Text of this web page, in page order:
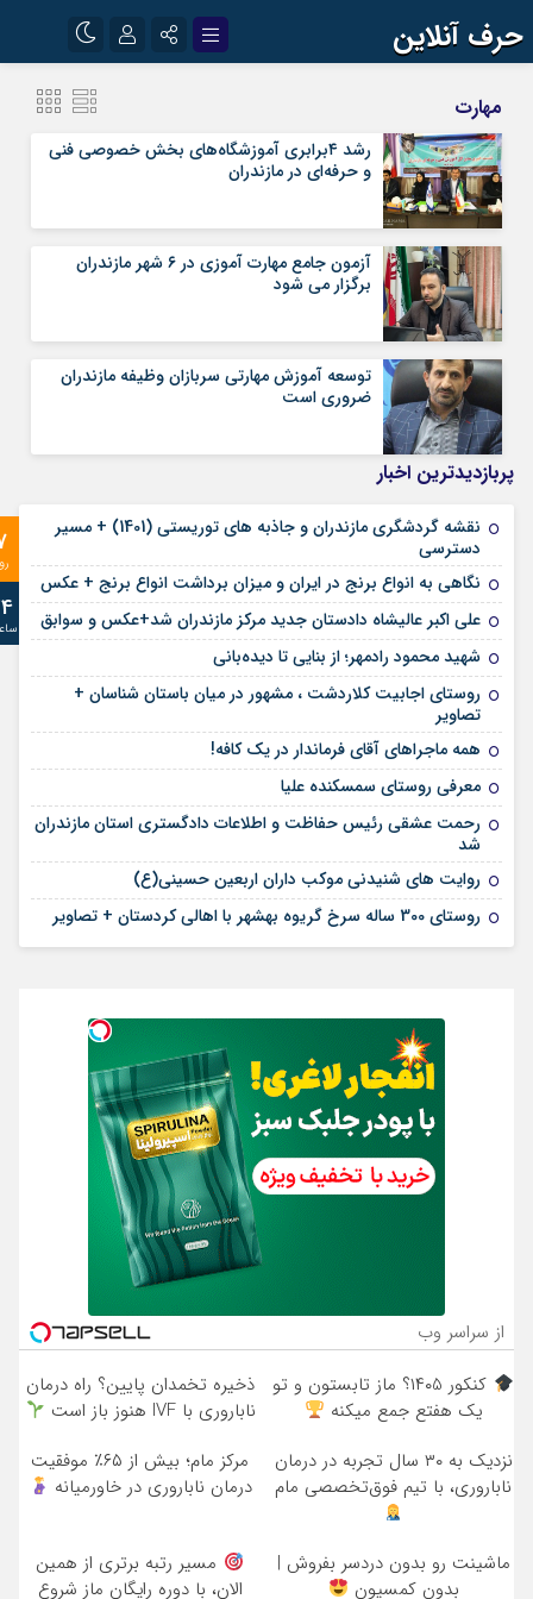
حرف آنلاین
آپارات
رمز عبور
مرا به خاطر بسپار
مهارت
رشد ۴برابری آموزشگاه‌های بخش خصوصی فنی
و حرفه‌ای در مازندران
آزمون جامع مهارت آموزی در ۶ شهر مازندران
برگزار می شود
توسعه آموزش مهارتی سربازان وظیفه مازندران
ضروری است
پربازدیدترین اخبار
نقشه گردشگری مازندران و جاذبه های توریستی (1401) + مسیر
دسترسی
نگاهی به انواع برنج در ایران و میزان برداشت انواع برنج + عکس
علی‌ اکبر عالیشاه دادستان جدید مرکز مازندران شد+عکس و سوابق
شهید محمود رادمهر؛ از بنایی تا دیده‌بانی
روستای اجابیت کلاردشت ، مشهور در میان باستان شناسان +
تصاویر
همه ماجراهای آقای فرماندار در یک کافه!
معرفی روستای سمسکنده علیا
رحمت عشقی رئیس حفاظت و اطلاعات دادگستری استان مازندران
شد
روایت های شنیدنی موکب داران اربعین حسینی(ع)
روستای 300 ساله سرخ ‌گریوه بهشهر با اهالی کردستان + تصاویر
از سراسر وب
کنکور ۱۴۰5؟ ماز تابستون و تو
یک هفتع جمع میکنه
ذخیره تخمدان پایین؟ راه درمان
ناباروری با IVF هنوز باز است
نزدیک به ۳۰ سال تجربه در درمان
ناباروری، با تیم فوق‌تخصصی مام
مرکز مام؛ بیش از ۶۵٪ موفقیت
درمان ناباروری در خاورمیانه
ماشینت رو بدون دردسر بفروش |
بدون کمسیون
مسیر رتبه برتری از همین
الان، با دوره رایگان ماز شروع